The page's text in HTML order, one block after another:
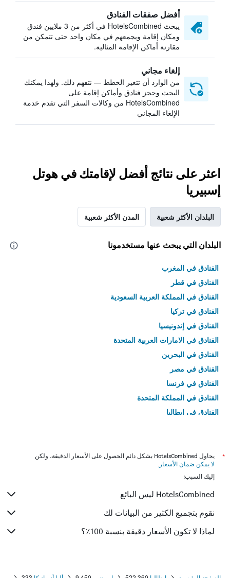
أفضل صفقات الفنادق
يبحث HotelsCombined في أكثر من 3 ملايين فندق
ومكان إقامة ويجمعهم في مكان واحد حتى تتمكن من
مقارنة أماكن الإقامة المثالية.
إلغاء مجاني
من الوارد أن تتغير الخطط — نتفهم ذلك. ولهذا يمكنك
البحث وحجز فنادق وأماكن إقامة على
HotelsCombined من وكالات السفر التي تقدم خدمة
الإلغاء المجاني
اعثر على نتائج أفضل لإقامتك في هوتل
إسبيريا
البلدان الأكثر شعبية المدن الأكثر شعبية
البلدان التي يبحث عنها مستخدمونا
الفنادق في المغرب
الفنادق في قطر
الفنادق في المملكة العربية السعودية
الفنادق في تركيا
الفنادق في إندونيسيا
الفنادق في الامارات العربية المتحدة
الفنادق في البحرين
الفنادق في مصر
الفنادق في فرنسا
الفنادق في المملكة المتحدة
الفنادق في إيطاليا
*
يحاول HotelsCombined بشكل دائم الحصول على الأسعار الدقيقة، ولكن
لا يمكن ضمان الأسعار .
إليك السبب:
HotelsCombined ليس البائع
نقوم بتجميع الكثير من البيانات لك
لماذا لا تكون الأسعار دقيقة بنسبة 100٪؟